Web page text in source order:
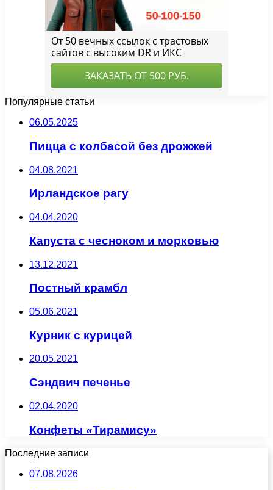
Популярные статьи
06.05.2025
Пицца с колбасой без дрожжей
04.08.2021
Ирландское рагу
04.04.2020
Капуста с чесноком и морковью
13.12.2021
Постный крамбл
05.06.2021
Курник с курицей
20.05.2021
Сэндвич печенье
02.04.2020
Конфеты «Тирамису»
Последние записи
07.08.2026